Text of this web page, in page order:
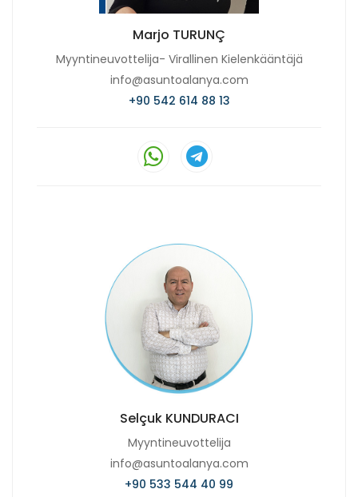
Marjo TURUNÇ
Myyntineuvottelija- Virallinen Kielenkääntäjä
info@asuntoalanya.com
+90 542 614 88 13
Selçuk KUNDURACI
Myyntineuvottelija
info@asuntoalanya.com
+90 533 544 40 99